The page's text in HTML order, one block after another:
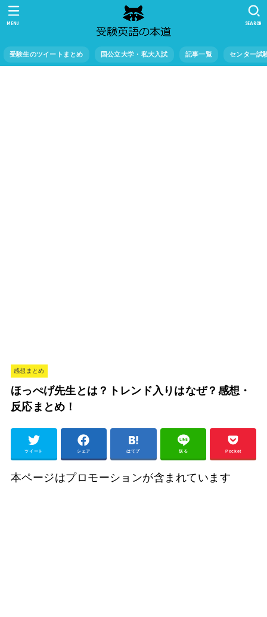
受験生のツイートまとめ 国公立大学・私大入試 記事一覧 センター試
SEARCH
MENU
感想まとめ
ほっぺげ先生とは？トレンド入りはなぜ？感想・
反応まとめ！
ツイート シェア はてブ 送る Pocket
本ページはプロモーションが含まれています